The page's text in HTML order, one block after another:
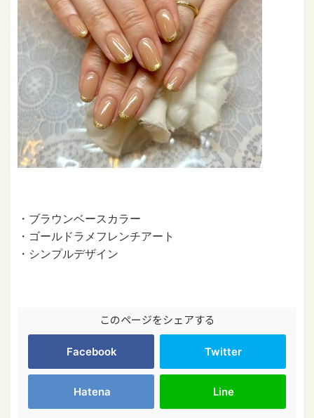
・ブラウンベースカラー
・ゴールドラメフレンチアート
・シンプルデザイン
このページをシェアする
Facebook Twitter
Hatena Line